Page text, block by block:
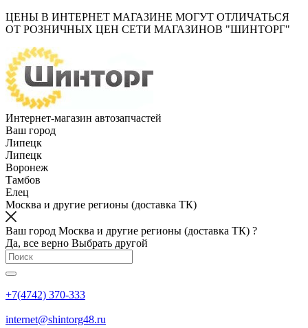
ЦЕНЫ В ИНТЕРНЕТ МАГАЗИНЕ МОГУТ ОТЛИЧАТЬСЯ
ОТ РОЗНИЧНЫХ ЦЕН СЕТИ МАГАЗИНОВ "ШИНТОРГ"
Интернет-магазин автозапчастей
Ваш город
Липецк
Липецк
Воронеж
Тамбов
Елец
Москва и другие регионы (доставка ТК)
Ваш город Москва и другие регионы (доставка ТК) ?
Да, все верно Выбрать другой
+7(4742) 370-333
internet@shintorg48.ru